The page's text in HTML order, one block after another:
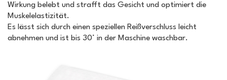
Wirkung belebt und strafft das Gesicht und optimiert die
Muskelelastizität.
Es lässt sich durch einen speziellen Reißverschluss leicht
abnehmen und ist bis 30° in der Maschine waschbar.